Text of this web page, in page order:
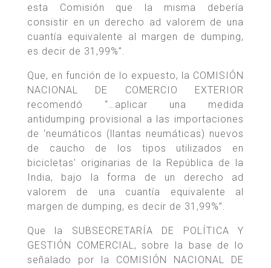
esta Comisión que la misma debería
consistir en un derecho ad valorem de una
cuantía equivalente al margen de dumping,
es decir de 31,99%”.
Que, en función de lo expuesto, la COMISIÓN
NACIONAL DE COMERCIO EXTERIOR
recomendó “…aplicar una medida
antidumping provisional a las importaciones
de ‘neumáticos (llantas neumáticas) nuevos
de caucho de los tipos utilizados en
bicicletas’ originarias de la República de la
India, bajo la forma de un derecho ad
valorem de una cuantía equivalente al
margen de dumping, es decir de 31,99%”.
Que la SUBSECRETARÍA DE POLÍTICA Y
GESTIÓN COMERCIAL, sobre la base de lo
señalado por la COMISIÓN NACIONAL DE